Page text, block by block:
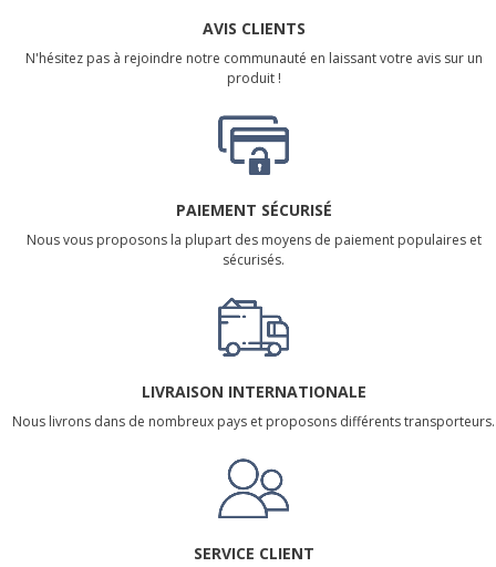
AVIS CLIENTS
N'hésitez pas à rejoindre notre communauté en laissant votre avis sur un
produit !
PAIEMENT SÉCURISÉ
Nous vous proposons la plupart des moyens de paiement populaires et
sécurisés.
LIVRAISON INTERNATIONALE
Nous livrons dans de nombreux pays et proposons différents transporteurs.
SERVICE CLIENT